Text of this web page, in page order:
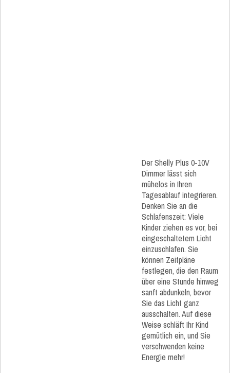
Der Shelly Plus 0-10V
Dimmer lässt sich
mühelos in Ihren
Tagesablauf integrieren.
Denken Sie an die
Schlafenszeit: Viele
Kinder ziehen es vor, bei
eingeschaltetem Licht
einzuschlafen. Sie
können Zeitpläne
festlegen, die den Raum
über eine Stunde hinweg
sanft abdunkeln, bevor
Sie das Licht ganz
ausschalten. Auf diese
Weise schläft Ihr Kind
gemütlich ein, und Sie
verschwenden keine
Energie mehr!